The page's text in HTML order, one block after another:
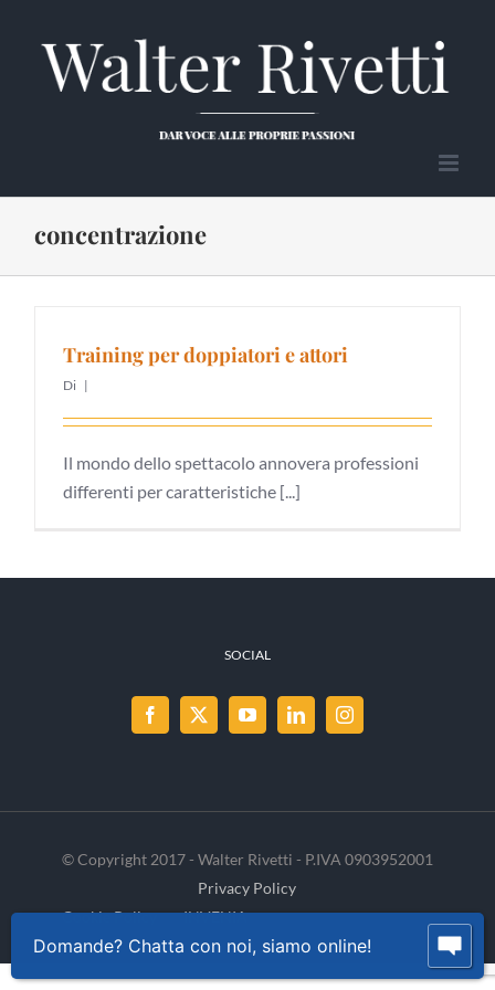
contenuto
concentrazione
Training per doppiatori e attori
Di |
Il mondo dello spettacolo annovera professioni
differenti per caratteristiche [...]
SOCIAL
© Copyright 2017 - Walter Rivetti - P.IVA 0903952001
Privacy Policy
Cookie Policy
INVENIA
Domande? Chatta con noi, siamo online!